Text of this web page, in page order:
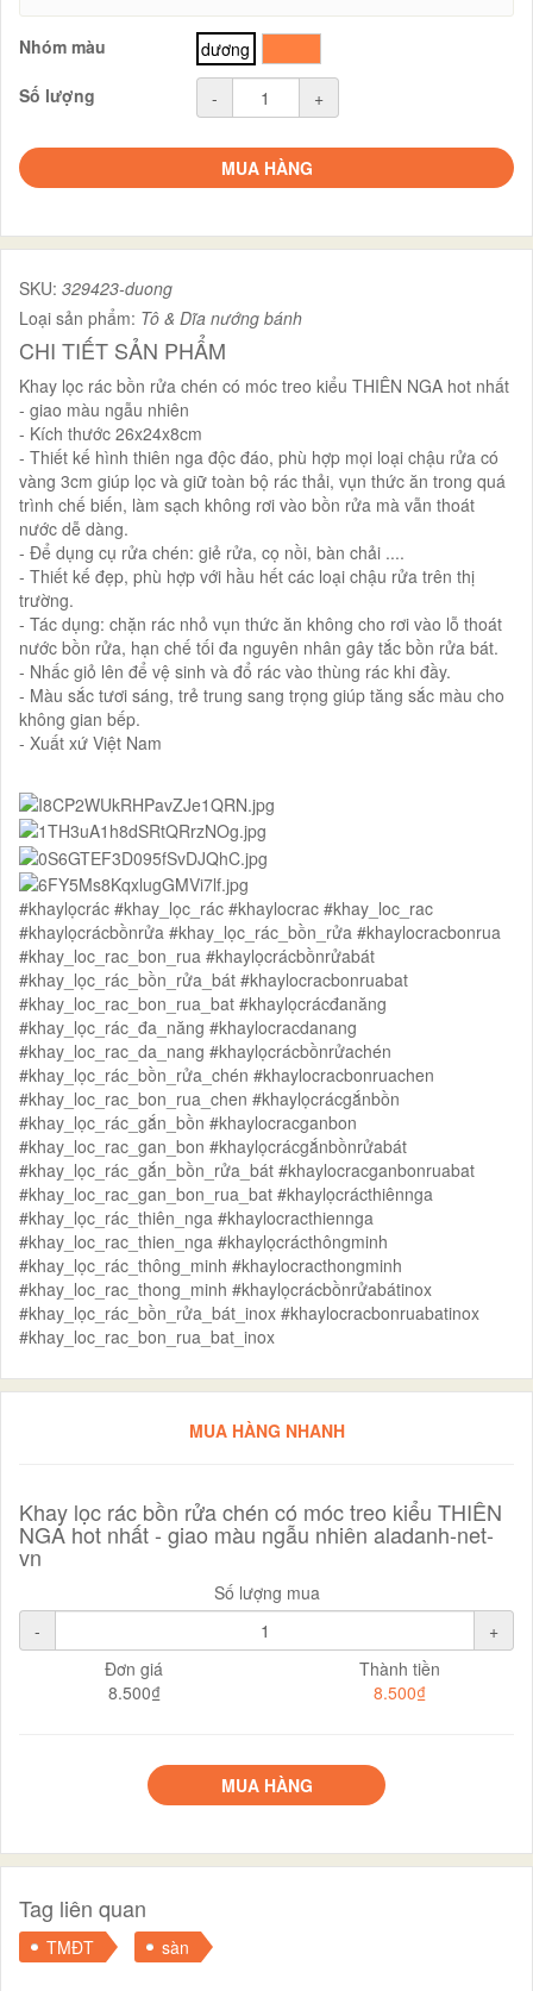
Nhóm màu dương
Số lượng
- +
MUA HÀNG
SKU: 329423-duong
Loại sản phẩm: Tô & Dĩa nướng bánh
CHI TIẾT SẢN PHẨM
Khay lọc rác bồn rửa chén có móc treo kiểu THIÊN NGA hot nhất
- giao màu ngẫu nhiên
- Kích thước 26x24x8cm
-️ Thiết kế hình thiên nga độc đáo, phù hợp mọi loại chậu rửa có
vàng 3cm giúp lọc và giữ toàn bộ rác thải, vụn thức ăn trong quá
trình chế biến, làm sạch không rơi vào bồn rửa mà vẫn thoát
nước dễ dàng.
- Để dụng cụ rửa chén: giẻ rửa, cọ nồi, bàn chải ....
-️ Thiết kế đẹp, phù hợp với hầu hết các loại chậu rửa trên thị
trường.
️- Tác dụng: chặn rác nhỏ vụn thức ăn không cho rơi vào lỗ thoát
nước bồn rửa, hạn chế tối đa nguyên nhân gây tắc bồn rửa bát.
-️ Nhấc giỏ lên để vệ sinh và đổ rác vào thùng rác khi đầy.
-️ Màu sắc tươi sáng, trẻ trung sang trọng giúp tăng sắc màu cho
không gian bếp.
- Xuất xứ Việt Nam
#khaylọcrác #khay_lọc_rác #khaylocrac #khay_loc_rac
#khaylọcrácbồnrửa #khay_lọc_rác_bồn_rửa #khaylocracbonrua
#khay_loc_rac_bon_rua #khaylọcrácbồnrửabát
#khay_lọc_rác_bồn_rửa_bát #khaylocracbonruabat
#khay_loc_rac_bon_rua_bat #khaylọcrácđanăng
#khay_lọc_rác_đa_năng #khaylocracdanang
#khay_loc_rac_da_nang #khaylọcrácbồnrửachén
#khay_lọc_rác_bồn_rửa_chén #khaylocracbonruachen
#khay_loc_rac_bon_rua_chen #khaylọcrácgắnbồn
#khay_lọc_rác_gắn_bồn #khaylocracganbon
#khay_loc_rac_gan_bon #khaylọcrácgắnbồnrửabát
#khay_lọc_rác_gắn_bồn_rửa_bát #khaylocracganbonruabat
#khay_loc_rac_gan_bon_rua_bat #khaylọcrácthiênnga
#khay_lọc_rác_thiên_nga #khaylocracthiennga
#khay_loc_rac_thien_nga #khaylọcrácthôngminh
#khay_lọc_rác_thông_minh #khaylocracthongminh
#khay_loc_rac_thong_minh #khaylọcrácbồnrửabátinox
#khay_lọc_rác_bồn_rửa_bát_inox #khaylocracbonruabatinox
#khay_loc_rac_bon_rua_bat_inox
MUA HÀNG NHANH
Khay lọc rác bồn rửa chén có móc treo kiểu THIÊN
NGA hot nhất - giao màu ngẫu nhiên aladanh-net-
vn
Số lượng mua
-
+
Đơn giá
8.500₫
Thành tiền
8.500₫
MUA HÀNG
Tag liên quan
TMĐT sàn